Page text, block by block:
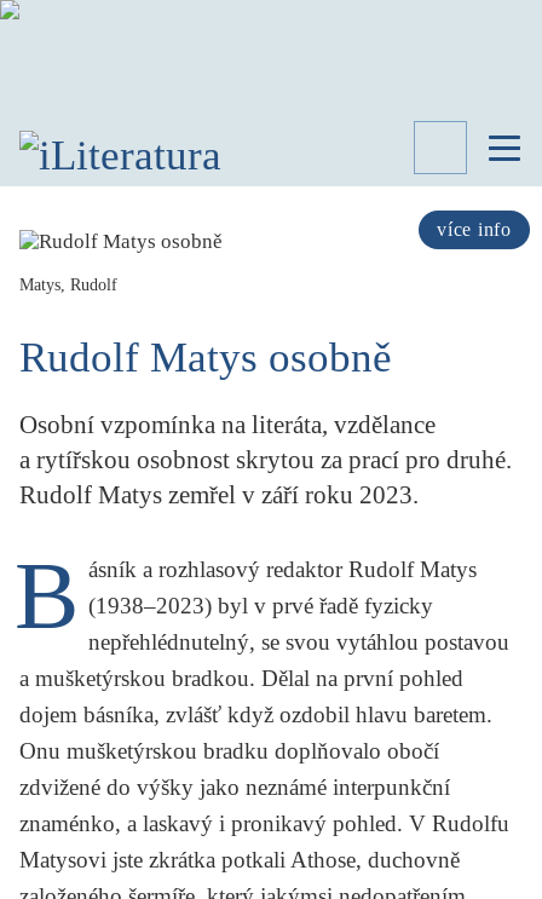
více info
SPISOVATELÉ
KNIHY
LITERATURY
KATEGORIE
PORTRÉT
KRITIKA PŘEKLADU
UKÁZKA
SLOUPEK
ILIGLOSA
Matys, Rudolf
Rudolf Matys osobně
Osobní vzpomínka na literáta, vzdělance
a rytířskou osobnost skrytou za prací pro druhé.
Rudolf Matys zemřel v září roku 2023.
B ásník a rozhlasový redaktor Rudolf Matys
(1938–2023) byl v prvé řadě fyzicky
nepřehlédnutelný, se svou vytáhlou postavou
a mušketýrskou bradkou. Dělal na první pohled
dojem básníka, zvlášť když ozdobil hlavu baretem.
Onu mušketýrskou bradku doplňovalo obočí
zdvižené do výšky jako neznámé interpunkční
znaménko, a laskavý i pronikavý pohled. V Rudolfu
Matysovi jste zkrátka potkali Athose, duchovně